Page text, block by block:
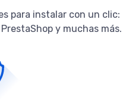
para instalar con un clic:
y muchas más.